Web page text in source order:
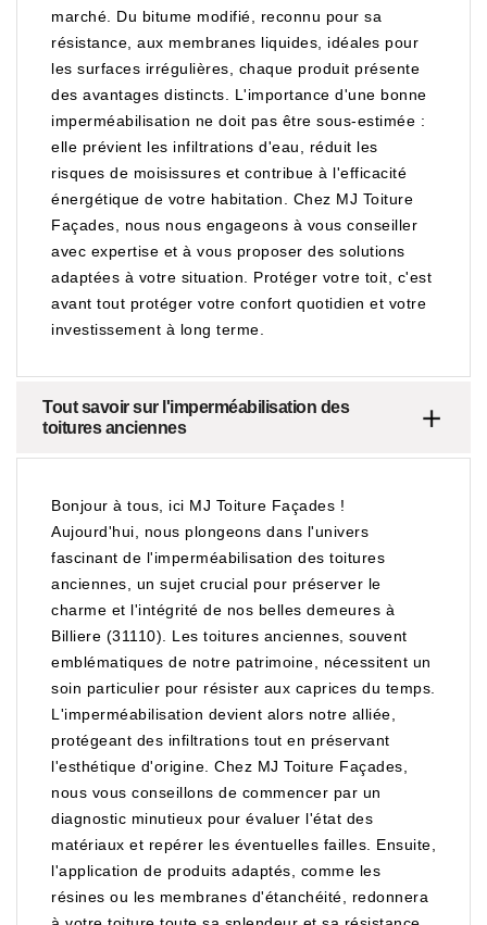
marché. Du bitume modifié, reconnu pour sa
résistance, aux membranes liquides, idéales pour
les surfaces irrégulières, chaque produit présente
des avantages distincts. L'importance d'une bonne
imperméabilisation ne doit pas être sous-estimée :
elle prévient les infiltrations d'eau, réduit les
risques de moisissures et contribue à l'efficacité
énergétique de votre habitation. Chez MJ Toiture
Façades, nous nous engageons à vous conseiller
avec expertise et à vous proposer des solutions
adaptées à votre situation. Protéger votre toit, c'est
avant tout protéger votre confort quotidien et votre
investissement à long terme.
Tout savoir sur l'imperméabilisation des
toitures anciennes
Bonjour à tous, ici MJ Toiture Façades !
Aujourd'hui, nous plongeons dans l'univers
fascinant de l'imperméabilisation des toitures
anciennes, un sujet crucial pour préserver le
charme et l'intégrité de nos belles demeures à
Billiere (31110). Les toitures anciennes, souvent
emblématiques de notre patrimoine, nécessitent un
soin particulier pour résister aux caprices du temps.
L'imperméabilisation devient alors notre alliée,
protégeant des infiltrations tout en préservant
l'esthétique d'origine. Chez MJ Toiture Façades,
nous vous conseillons de commencer par un
diagnostic minutieux pour évaluer l'état des
matériaux et repérer les éventuelles failles. Ensuite,
l'application de produits adaptés, comme les
résines ou les membranes d'étanchéité, redonnera